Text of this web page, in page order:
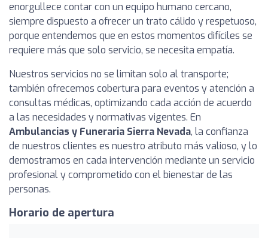
enorgullece contar con un equipo humano cercano,
siempre dispuesto a ofrecer un trato cálido y respetuoso,
porque entendemos que en estos momentos difíciles se
requiere más que solo servicio, se necesita empatía.
Nuestros servicios no se limitan solo al transporte;
también ofrecemos cobertura para eventos y atención a
consultas médicas, optimizando cada acción de acuerdo
a las necesidades y normativas vigentes. En
Ambulancias y Funeraria Sierra Nevada, la confianza
de nuestros clientes es nuestro atributo más valioso, y lo
demostramos en cada intervención mediante un servicio
profesional y comprometido con el bienestar de las
personas.
Horario de apertura